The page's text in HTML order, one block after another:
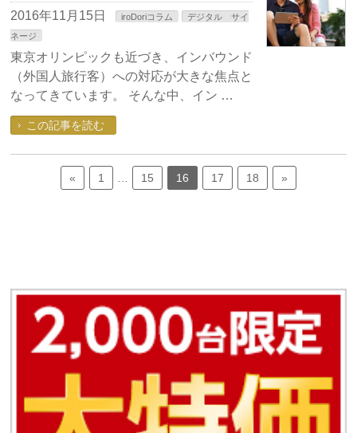
2016年11月15日 iroDoriコラム
デジタル サイ
ネージ
東京オリンピックも近づき、インバウンド
（外国人旅行客）への対応が大きな焦点と
なってきています。 そんな中、イン …
この記事を読む
« 1 15 16 17 18 »